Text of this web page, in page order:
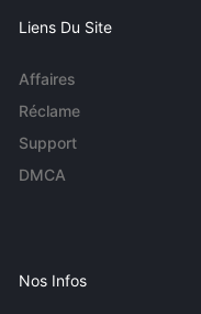
Liens Du Site
Affaires
Réclame
Support
DMCA
Nos Infos